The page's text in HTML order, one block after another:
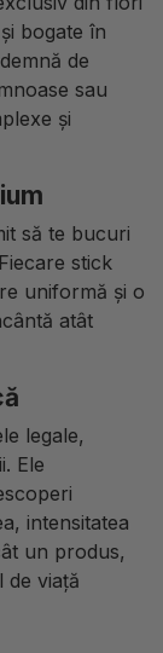
bogate în
de
sau
și
să te bucuri
stick
uniformă și o
atât
legale,
Ele
intensitatea
un produs,
de viață